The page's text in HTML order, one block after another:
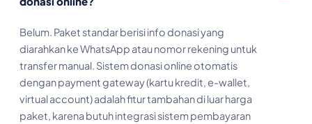
Belum. Paket standar berisi info donasi yang
diarahkan ke WhatsApp atau nomor rekening untuk
transfer manual. Sistem donasi online otomatis
dengan payment gateway (kartu kredit, e-wallet,
virtual account) adalah fitur tambahan di luar harga
paket, karena butuh integrasi sistem pembayaran